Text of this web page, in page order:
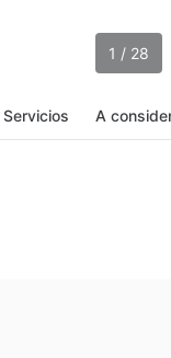
1 / 28
Servicios A